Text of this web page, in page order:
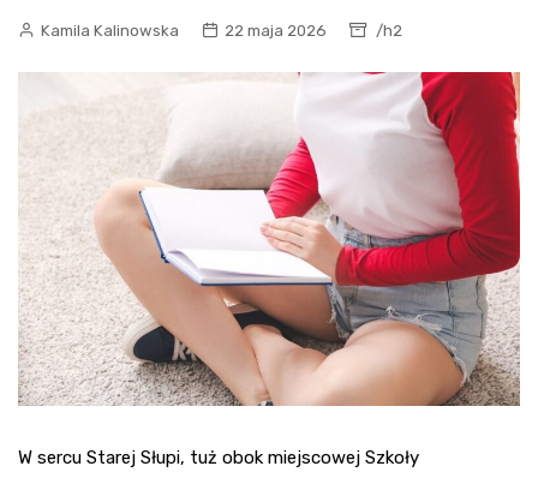
Kamila Kalinowska 22 maja 2026 /h2
W sercu Starej Słupi, tuż obok miejscowej Szkoły